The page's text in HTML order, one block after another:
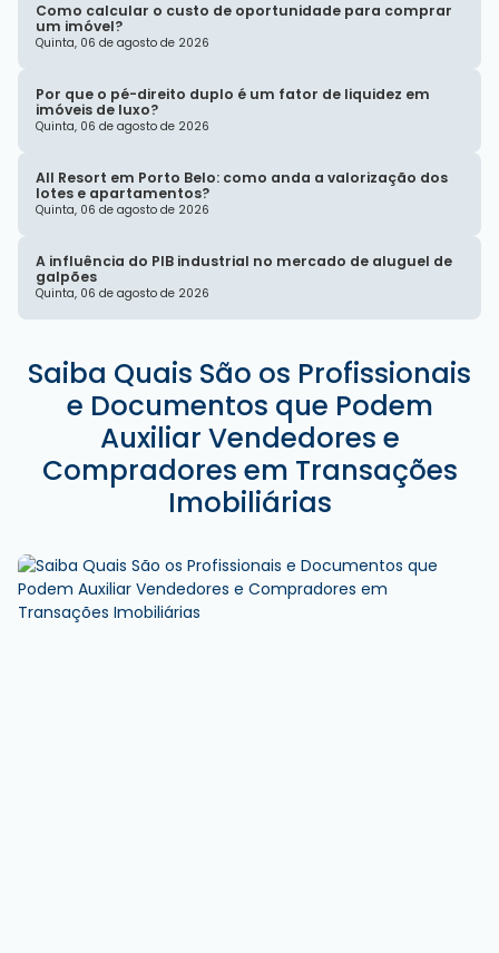
Como calcular o custo de oportunidade para comprar
um imóvel?
Quinta, 06 de agosto de 2026
Por que o pé-direito duplo é um fator de liquidez em
imóveis de luxo?
Quinta, 06 de agosto de 2026
All Resort em Porto Belo: como anda a valorização dos
lotes e apartamentos?
Quinta, 06 de agosto de 2026
A influência do PIB industrial no mercado de aluguel de
galpões
Quinta, 06 de agosto de 2026
Saiba Quais São os Profissionais
e Documentos que Podem
Auxiliar Vendedores e
Compradores em Transações
Imobiliárias